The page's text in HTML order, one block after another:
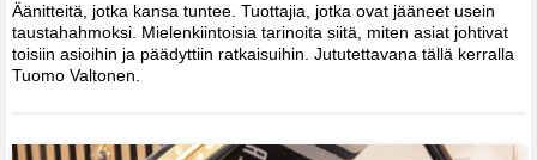
Äänitteitä, jotka kansa tuntee. Tuottajia, jotka ovat jääneet usein
taustahahmoksi. Mielenkiintoisia tarinoita siitä, miten asiat johtivat
toisiin asioihin ja päädyttiin ratkaisuihin. Jututettavana tällä kerralla
Tuomo Valtonen.